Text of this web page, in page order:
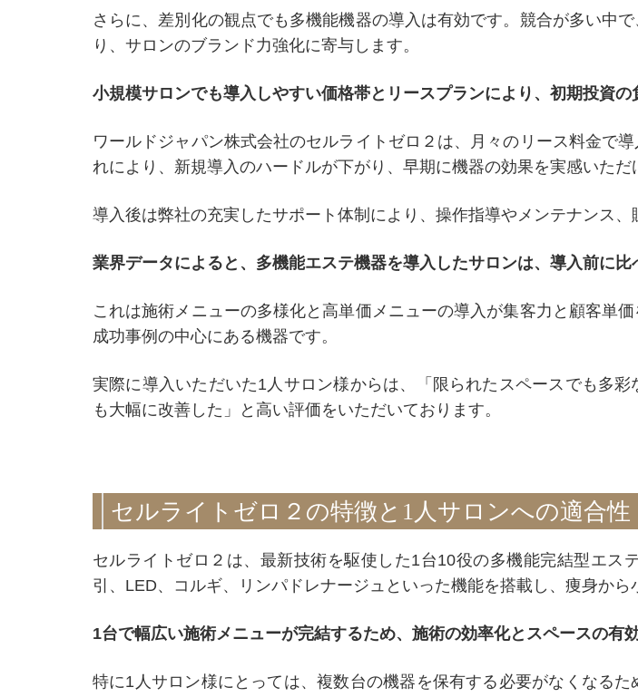
さらに、差別化の観点でも多機能機器の導入は有効です。競合が多い中
り、サロンのブランド力強化に寄与します。
小規模サロンでも導入しやすい価格帯とリースプランにより、初期投資の
ワールドジャパン株式会社のセルライトゼロ２は、月々のリース料金で
れにより、新規導入のハードルが下がり、早期に機器の効果を実感いただ
導入後は弊社の充実したサポート体制により、操作指導やメンテナンス
業界データによると、多機能エステ機器を導入したサロンは、導入前に
これは施術メニューの多様化と高単価メニューの導入が集客力と顧客単
成功事例の中心にある機器です。
実際に導入いただいた1人サロン様からは、「限られたスペースでも多
も大幅に改善した」と高い評価をいただいております。
セルライトゼロ２の特徴と1人サロンへの適合性
セルライトゼロ２は、最新技術を駆使した1台10役の多機能完結型エ
引、LED、コルギ、リンパドレナージュといった機能を搭載し、痩身から
1台で幅広い施術メニューが完結するため、施術の効率化とスペースの有
特に1人サロン様にとっては、複数台の機器を保有する必要がなくなる